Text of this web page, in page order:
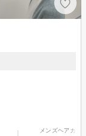
メンズヘアカラ